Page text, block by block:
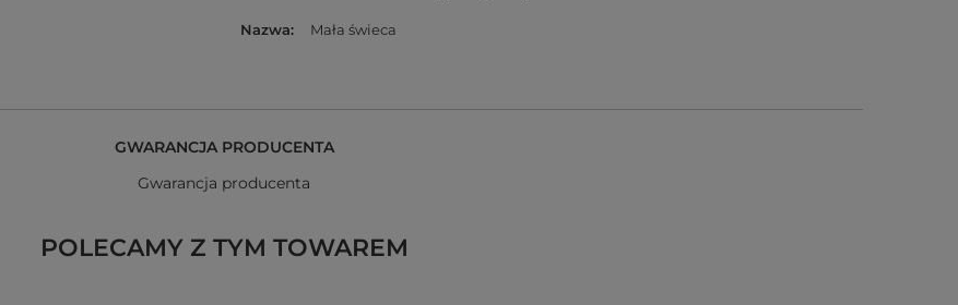
Nazwa Mała świeca
GWARANCJA PRODUCENTA
Gwarancja producenta
POLECAMY Z TYM TOWAREM